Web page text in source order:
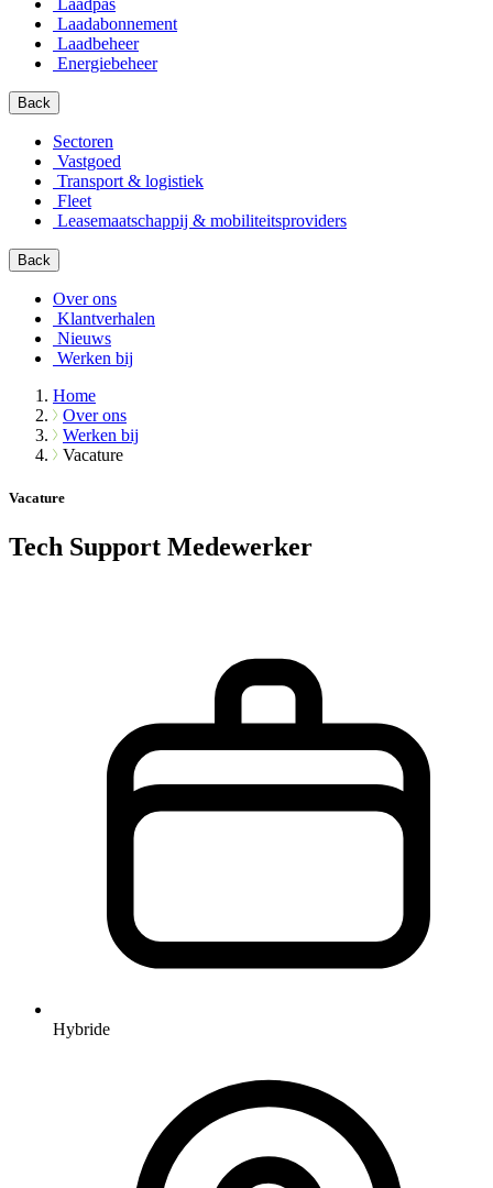
Laadpas
Laadabonnement
Laadbeheer
Energiebeheer
Back
Sectoren
Vastgoed
Transport & logistiek
Fleet
Leasemaatschappij & mobiliteitsproviders
Back
Over ons
Klantverhalen
Nieuws
Werken bij
Home
Over ons
Werken bij
Vacature
Vacature
Tech Support Medewerker
Hybride